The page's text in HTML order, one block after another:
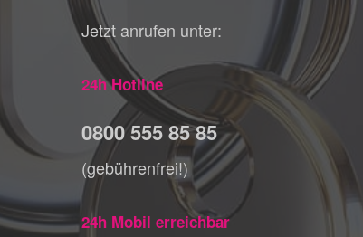
Jetzt anrufen unter:
24h Hotline
0800 555 85 85
(gebührenfrei!)
24h Mobil erreichbar